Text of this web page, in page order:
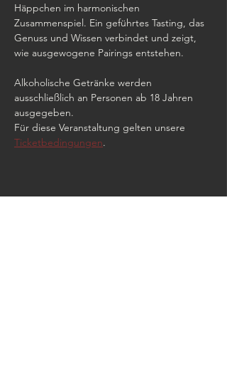
Häppchen im harmonischen
Zusammenspiel. Ein geführtes Tasting, das
Genuss und Wissen verbindet und zeigt,
wie ausgewogene Pairings entstehen.
Alkoholische Getränke werden
ausschließlich an Personen ab 18 Jahren
ausgegeben.
Für diese Veranstaltung gelten unsere
Ticketbedingungen.